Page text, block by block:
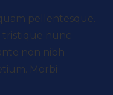
pellentesque.
tristique nunc
non nibh
Morbi